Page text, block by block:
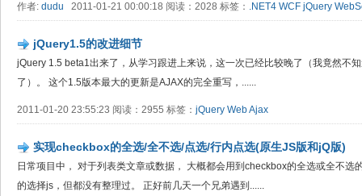
作者: dudu 2011-01-21 00:00:18 阅读：2028 标签： .NET4 WCF jQuery
jQuery1.5的改进细节
jQuery 1.5 beta1出来了，从学习跟进上来说，这一次已经比较晚了（我竟然不
了）。 这个1.5版本最大的更新是AJAX的完全重写，......
2011-01-20 23:55:23 阅读：2955 标签： jQuery WebAjax
实现checkbox的全选/全不选/点选/行内点选(原生JS版和jQ版)
日常项目中， 对于列表类文章或数据， 大概都会用到checkbox的全选或全不选
的选择js，但都没有整理过。 正好前几天一个兄弟遇到......